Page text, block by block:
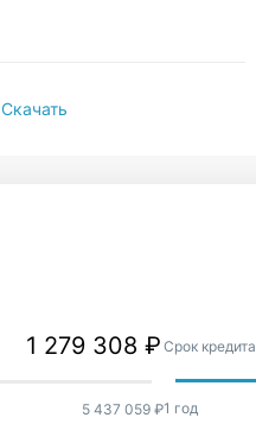
Скачать
5 437 059 ₽
Срок кредита
1 год